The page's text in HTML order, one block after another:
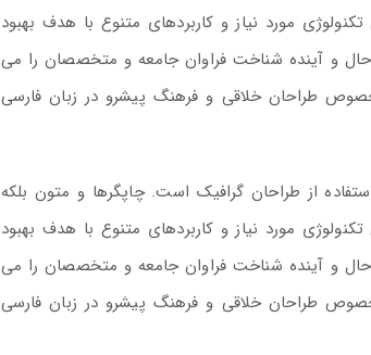
مورد نیاز و کاربردهای متنوع با هدف بهبود
و آینده شناخت فراوان جامعه و متخصصان را می
طراحان خلاقی و فرهنگ پیشرو در زبان فارسی
از طراحان گرافیک است. چاپگرها و متون بلکه
مورد نیاز و کاربردهای متنوع با هدف بهبود
و آینده شناخت فراوان جامعه و متخصصان را می
طراحان خلاقی و فرهنگ پیشرو در زبان فارسی